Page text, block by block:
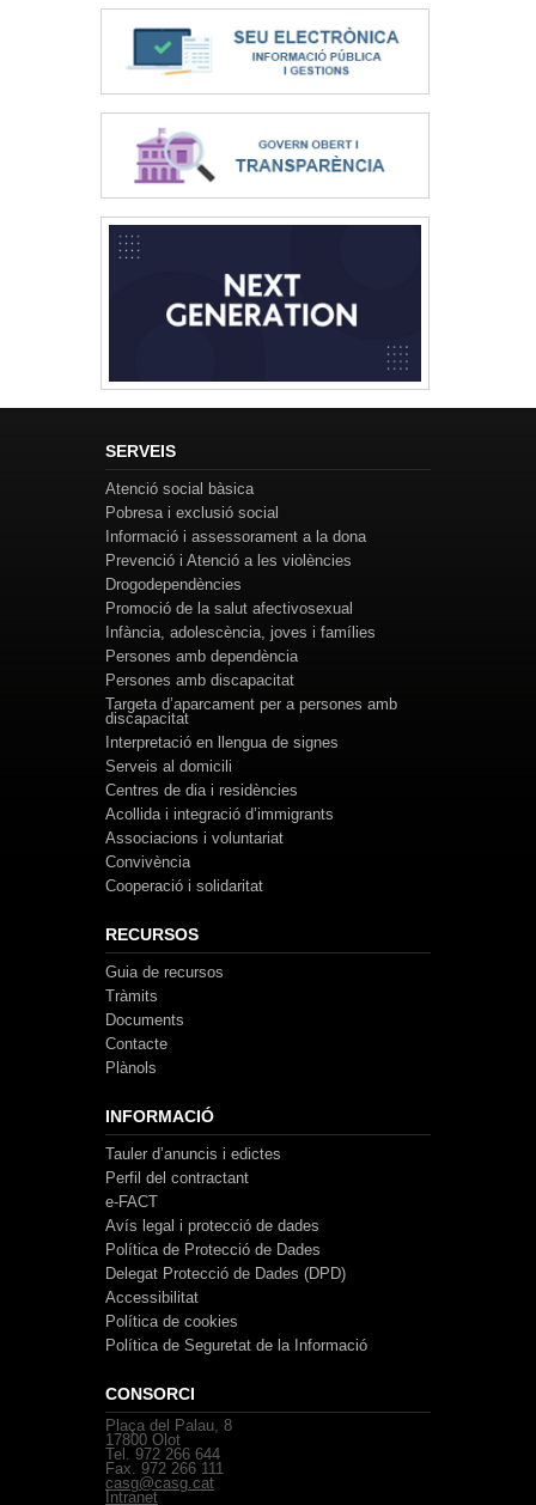
SERVEIS
Atenció social bàsica
Pobresa i exclusió social
Informació i assessorament a la dona
Prevenció i Atenció a les violències
Drogodependències
Promoció de la salut afectivosexual
Infància, adolescència, joves i famílies
Persones amb dependència
Persones amb discapacitat
Targeta d’aparcament per a persones amb
discapacitat
Interpretació en llengua de signes
Serveis al domicili
Centres de dia i residències
Acollida i integració d’immigrants
Associacions i voluntariat
Convivència
Cooperació i solidaritat
RECURSOS
Guia de recursos
Tràmits
Documents
Contacte
Plànols
INFORMACIÓ
Tauler d’anuncis i edictes
Perfil del contractant
e-FACT
Avís legal i protecció de dades
Política de Protecció de Dades
Delegat Protecció de Dades (DPD)
Accessibilitat
Política de cookies
Política de Seguretat de la Informació
CONSORCI
Plaça del Palau, 8
17800 Olot
Tel. 972 266 644
Fax. 972 266 111
casg@casg.cat
Intranet